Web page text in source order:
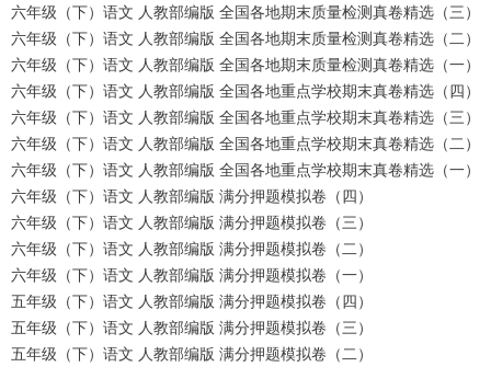
六年级（下）语文 人教部编版 全国各地期末质量检测真卷精选（三）
六年级（下）语文 人教部编版 全国各地期末质量检测真卷精选（二）
六年级（下）语文 人教部编版 全国各地期末质量检测真卷精选（一）
六年级（下）语文 人教部编版 全国各地重点学校期末真卷精选（四）
六年级（下）语文 人教部编版 全国各地重点学校期末真卷精选（三）
六年级（下）语文 人教部编版 全国各地重点学校期末真卷精选（二）
六年级（下）语文 人教部编版 全国各地重点学校期末真卷精选（一）
六年级（下）语文 人教部编版 满分押题模拟卷（四）
六年级（下）语文 人教部编版 满分押题模拟卷（三）
六年级（下）语文 人教部编版 满分押题模拟卷（二）
六年级（下）语文 人教部编版 满分押题模拟卷（一）
五年级（下）语文 人教部编版 满分押题模拟卷（四）
五年级（下）语文 人教部编版 满分押题模拟卷（三）
五年级（下）语文 人教部编版 满分押题模拟卷（二）